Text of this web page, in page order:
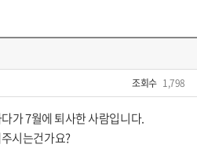
조회수 1,798
가 7월에 퇴사한 사람입니다.
시는건가요?